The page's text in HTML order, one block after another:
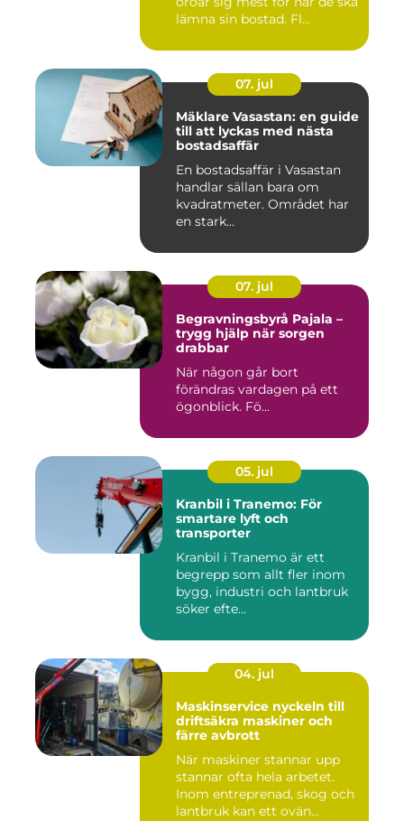
lämna sin bostad. Fl...
07. jul
Mäklare Vasastan: en guide
till att lyckas med nästa
bostadsaffär
En bostadsaffär i Vasastan
handlar sällan bara om
kvadratmeter. Området har
en stark...
07. jul
Begravningsbyrå Pajala –
trygg hjälp när sorgen
drabbar
När någon går bort
förändras vardagen på ett
ögonblick. Fö...
05. jul
Kranbil i Tranemo: För
smartare lyft och
transporter
Kranbil i Tranemo är ett
begrepp som allt fler inom
bygg, industri och lantbruk
söker efte...
04. jul
Maskinservice nyckeln till
driftsäkra maskiner och
färre avbrott
När maskiner stannar upp
stannar ofta hela arbetet.
Inom entreprenad, skog och
lantbruk kan ett ovän...